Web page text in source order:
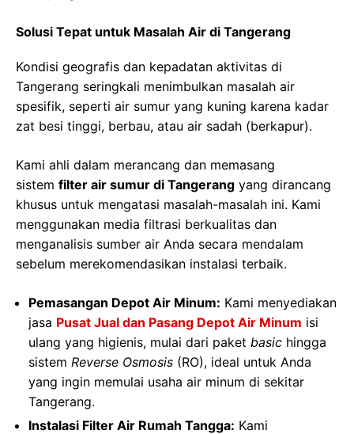
Solusi Tepat untuk Masalah Air di Tangerang
Kondisi geografis dan kepadatan aktivitas di
Tangerang seringkali menimbulkan masalah air
spesifik, seperti air sumur yang kuning karena kadar
zat besi tinggi, berbau, atau air sadah (berkapur).
Kami ahli dalam merancang dan memasang
sistem filter air sumur di Tangerang yang dirancang
khusus untuk mengatasi masalah-masalah ini. Kami
menggunakan media filtrasi berkualitas dan
menganalisis sumber air Anda secara mendalam
sebelum merekomendasikan instalasi terbaik.
Pemasangan Depot Air Minum: Kami menyediakan
jasa Pusat Jual dan Pasang Depot Air Minum isi
ulang yang higienis, mulai dari paket basic hingga
sistem Reverse Osmosis (RO), ideal untuk Anda
yang ingin memulai usaha air minum di sekitar
Tangerang.
Instalasi Filter Air Rumah Tangga: Kami